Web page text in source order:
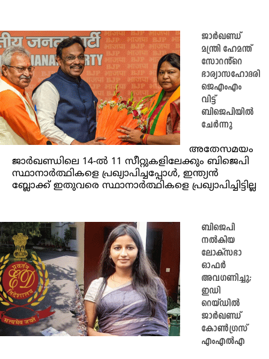
ജാർഖണ്ഡ്
മന്ത്രി ഹേമന്ത്
സോറൻ്റെ
ഭാര്യാസഹോദരി
ജെഎംഎം
വിട്ട്
ബിജെപിയിൽ
ചേർന്നു
അതേസമയം
ജാർഖണ്ഡിലെ 14-ൽ 11 സീറ്റുകളിലേക്കും ബിജെപി
സ്ഥാനാർത്ഥികളെ പ്രഖ്യാപിച്ചപ്പോൾ, ഇന്ത്യൻ
ബ്ലോക്ക് ഇതുവരെ സ്ഥാനാർത്ഥികളെ പ്രഖ്യാപിച്ചിട്ടില്ല
ബിജെപി
നൽകിയ
ലോക്‌സഭാ
ഓഫർ
അവഗണിച്ചു;
ഇഡി
റെയ്ഡിൽ
ജാർഖണ്ഡ്
കോൺഗ്രസ്
എംഎൽഎ